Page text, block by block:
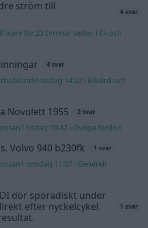
ström till
4 svar
för 23 timmar sedan i El- och
4 svar
tisdag 14:22 i Bilvård och
Novolett 1955 2 svar
tisdag 19:42 i Övriga fordon
Volvo 940 b230fk 1 svar
onsdag 11:07 i Generell
dör sporadiskt under
efter nyckelcykel.
1 svar